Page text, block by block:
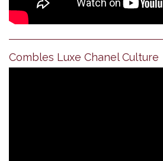
Combles Luxe Chanel Culture